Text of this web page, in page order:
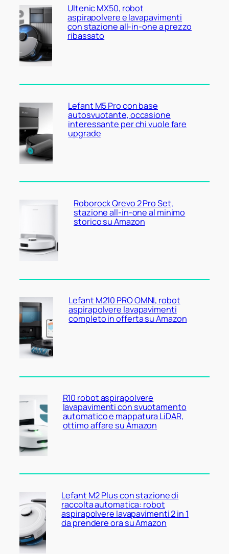
Ultenic MX50, robot
aspirapolvere e lavapavimenti
con stazione all-in-one a prezzo
ribassato
Lefant M5 Pro con base
autosvuotante, occasione
interessante per chi vuole fare
upgrade
Roborock Qrevo 2 Pro Set,
stazione all-in-one al minimo
storico su Amazon
Lefant M210 PRO OMNI, robot
aspirapolvere lavapavimenti
completo in offerta su Amazon
R10 robot aspirapolvere
lavapavimenti con svuotamento
automatico e mappatura LiDAR,
ottimo affare su Amazon
Lefant M2 Plus con stazione di
raccolta automatica: robot
aspirapolvere lavapavimenti 2 in 1
da prendere ora su Amazon